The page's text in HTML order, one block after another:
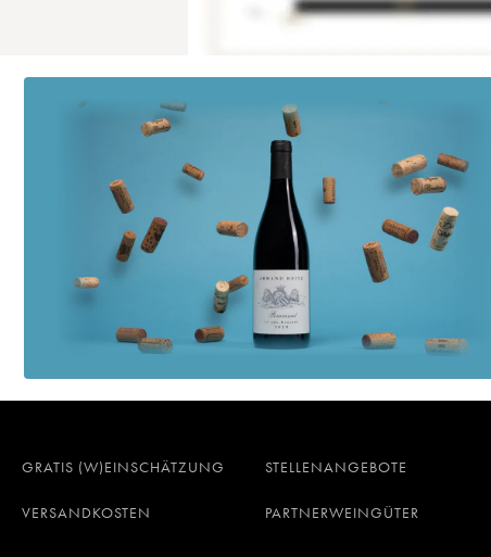
GRATIS (W)EINSCHÄTZUNG STELLENANGEBOTE
VERSANDKOSTEN
PARTNERWEINGÜTER